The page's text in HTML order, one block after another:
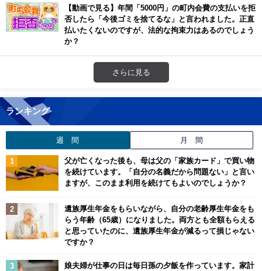
【動画で見る】年間「5000円」の町内会費の支払いを拒
否したら「今後ゴミを捨てるな」と言われました。正直
払いたくないのですが、法的な拘束力はあるのでしょう
か？
さらに見る
ランキング
週 間 月 間
父が亡くなった後も、母は父の「家族カード」で買い物
を続けています。「自分の名義だから問題ない」と言い
ますが、このまま利用を続けてもよいのでしょうか？
遺族厚生年金をもらいながら、自分の老齢厚生年金をも
らう年齢（65歳）になりました。両方とも全額もらえる
と思っていたのに、遺族厚生年金が減るって損じゃない
ですか？
娘夫婦が仕事の日は毎日孫の夕飯を作っています。家計